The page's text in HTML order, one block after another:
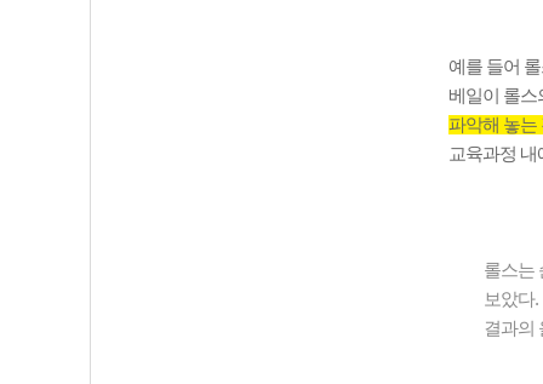
예를 들어
베일이 롤스
파악해 놓는
교육과정 내
롤스는
보았다.
결과의